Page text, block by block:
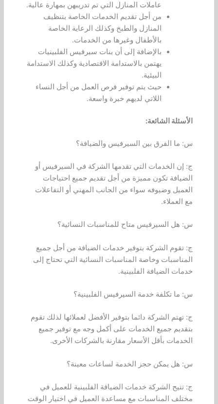
عاملات المنازل التي تم تدريبهن بمهارة عالية.
من أجل تقديم الخدمات الخاصة بتنظيف
المنازل والطبخ وكذلك الرعاية الخاصة
بالأطفال وغيرها من الخدمات.
بالإضافة إلى أن بنات سيرفيس الفلبينيات
يهتمن بالاستدامة الاقتصادية وكذلك الاستدامة
البيئية.
حيث يتم توفير فرص العمل من أجل النساء
اللاتي لديهم خبرة واسعة.
الأسئلة الشائعة:
س: ما الفرق بين السيرفيس والضيافة؟
ج: إن الخدمات التي تقدمها الشركة في السيرفيس أو
الضيافة تكون مميزة من أجل تقديم جميع احتياجات
العميل وضيوفه سواء من الجانب المهني أو التفاعلات
مع العملاء.
س: هل السيرفيس متاح للمناسبات النسائية؟
ج: تقوم الشركة بتوفير خدمات الضيافة من أجل جميع
المناسبات وخاصة المناسبات النسائية التي تحتاج إلى
خدمات الضيافة الفلبينية.
س: ما تكلفة خدمة السيرفيس الفلبينية؟
ج: تهتم الشركة دائما بتوفير الأفضل لعملائها لذلك تقوم
بتقديم جميع الخدمات على أكمل وجه مع توفير جميع
الخدمات بأقل الأسعار مقارنة بالشركات الأخرى.
س: هل يمكن حجز الخدمة لساعات معينة؟
ج: تتيح الشركة خدمات الضيافة الفلبينية للعميل في
مختلف المناسبات مع مساعدة العميل في اختيار الوقت